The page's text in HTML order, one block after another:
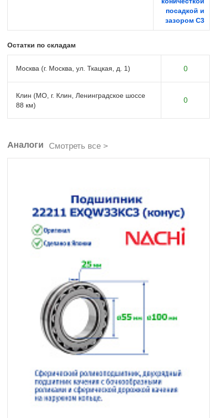
посадкой и
зазором C3
Остатки по складам
Москва (г. Москва, ул. Ткацкая, д. 1) 0
Клин (МО, г. Клин, Ленинградское шоссе
88 км)
0
Аналоги Смотреть все >